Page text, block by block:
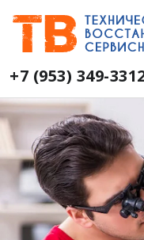
+7 (953) 349-